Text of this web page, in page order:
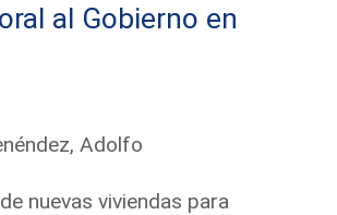
al Gobierno en
Adolfo
nuevas viviendas para